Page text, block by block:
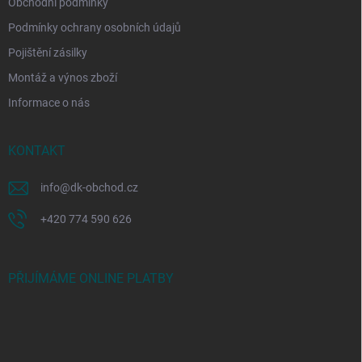
Obchodní podmínky
Podmínky ochrany osobních údajů
Pojištění zásilky
Montáž a výnos zboží
Informace o nás
KONTAKT
info@dk-obchod.cz
+420 774 590 626
PŘIJÍMÁME ONLINE PLATBY